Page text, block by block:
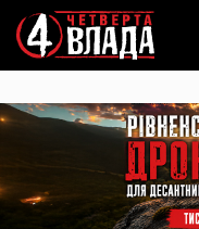
Перейти
до
основного
вмісту